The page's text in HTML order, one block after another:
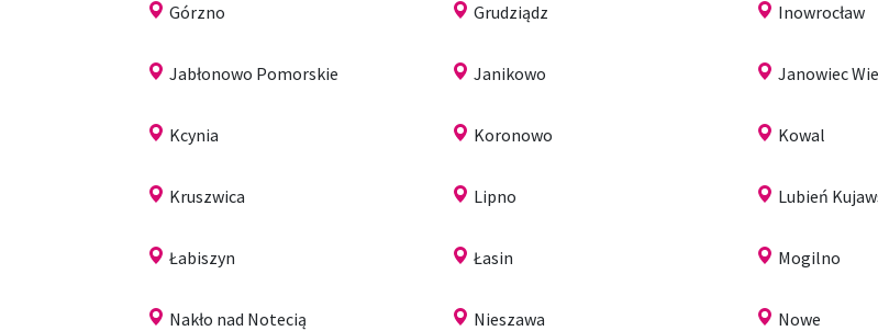
Górzno Grudziądz Inowrocław
Jabłonowo Pomorskie Janikowo Janowiec
Kcynia Koronowo Kowal
Kruszwica Lipno Lubień
Łabiszyn Łasin Mogilno
Nakło nad Notecią Nieszawa Nowe